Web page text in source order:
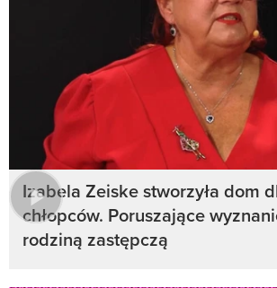
Izabela Zeiske stworzyła dom
chłopców. Poruszające
rodziną zastępczą